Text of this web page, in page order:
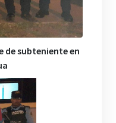
de subteniente en